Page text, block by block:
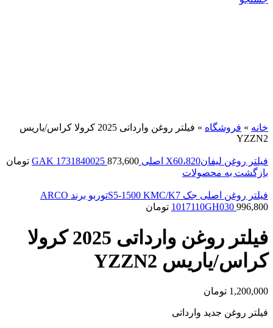
خانه » فروشگاه »
فیلتر روغن وارداتی 2025 کرولا کراس/یاریس
YZZN2
فیلتر روغن لیفان820،X60 اصلی GAK 1731840025 873,600
تومان
بازگشت به محصولات
فیلتر روغن اصلی جک S5-1500 KMC/K7توربو برند ARCO
1017110GH030 996,800 تومان
فیلتر روغن وارداتی 2025 کرولا
کراس/یاریس YZZN2
1,200,000 تومان
فیلتر روغن جدید وارداتی